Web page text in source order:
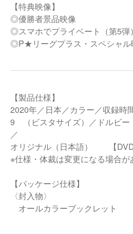
【特典映像】
◎優勝者景品映像
◎スマホでプライベート（第5弾）
◎P★リーグプラス・スペシャル
【製品仕様】
2020年／日本／カラー／収録時
9 （ビスタサイズ）／ドルビー
／
オリジナル（日本語） 【
※仕様・体裁は変更になる場合が
【パッケージ仕様】
〈封入物〉
オールカラーブックレット